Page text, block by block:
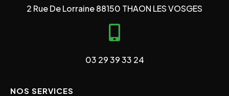
2 Rue De Lorraine 88150 THAON LES VOSGES
03 29 39 33 24
NOS SERVICES